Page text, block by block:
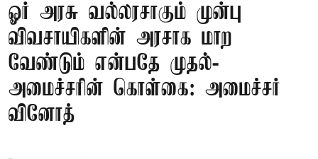
ஓர் அரசு வல்லரசாகும் முன்பு
விவசாயிகளின் அரசாக மாற
வேண்டும் என்பதே முதல்-
அமைச்சரின் கொள்கை: அமைச்சர்
வினோத்